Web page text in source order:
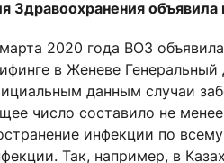
Здравоохранения
марта 2020 года ВОЗ
в Женеве
данным случаи
число составило не
инфекции по
Так, например, в